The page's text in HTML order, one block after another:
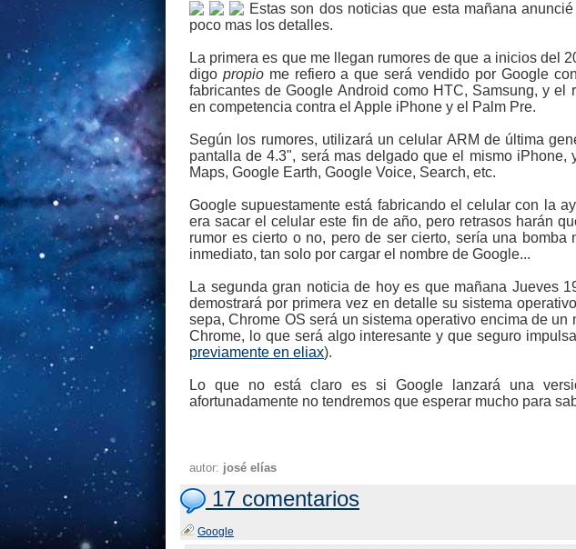
Estas son dos noticias que esta mañana
poco mas los detalles.
La primera es que me llegan rumores de que a inicios del
digo propiome refiero a que será vendido por Google
fabricantes de Google Android como HTC, Samsung, y
en competencia contra el Apple iPhone y el Palm Pre.
Según los rumores, utilizará un celular ARM de última
pantalla de 4.3", será mas delgado que el mismo
Maps, Google Earth, Google Voice, Search, etc.
Google supuestamente está fabricando el celular con la
era sacar el celular este fin de año, pero retrasos harán
rumor es cierto o no, pero de ser cierto, sería una
inmediato, tan solo por cargar el nombre de Google...
La segunda gran noticia de hoy es que mañana Jueves
demostrará por primera vez en detalle su sistema
sepa, Chrome OS será un sistema operativo encima de
Chrome, lo que será algo interesante y que seguro
previamente en eliax).
Lo que no está claro es si Google lanzará una
afortunadamente no tendremos que esperar mucho para
autor: josé elías
17 comentarios
Google